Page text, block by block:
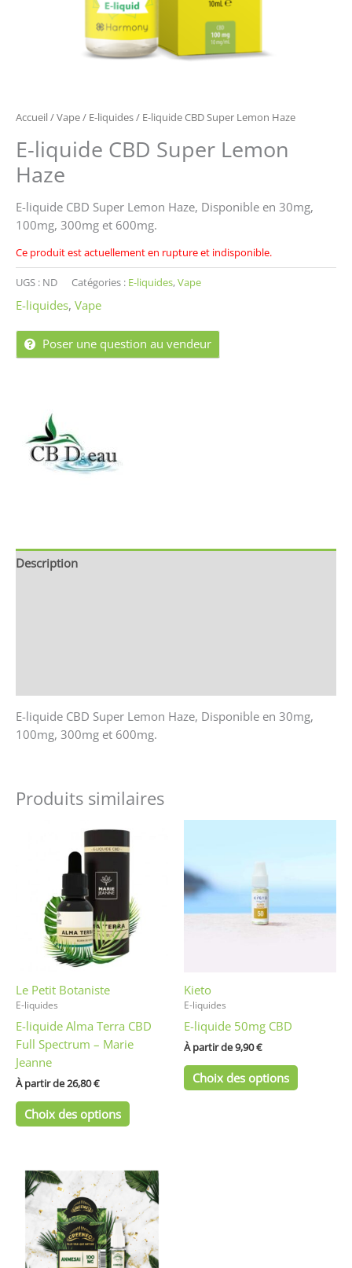
Accueil/Vape/ E-liquides/ E-liquide CBD Super Lemon Haze
E-liquide CBD Super Lemon
Haze
E-liquide CBD Super Lemon Haze, Disponible en 30mg,
100mg, 300mg et 600mg.
Ce produit est actuellement en rupture et indisponible.
UGS : ND Catégories : E-liquides,Vape
E-liquides, Vape
Poser une question au vendeur
Description
E-liquide CBD Super Lemon Haze, Disponible en 30mg,
100mg, 300mg et 600mg.
Produits similaires
Le Petit Botaniste
E-liquides
E-liquide Alma Terra CBD
Full Spectrum – Marie
Jeanne
À partir de 26,80€
Choix des options
Ce
produit
variations.
Les
options
peuvent
la
page
Kieto
E-liquides
E-liquide 50mg CBD
À partir de 9,90€
Choix des options
Les
du
Ce
produit
a
plusieurs
variations.
Les